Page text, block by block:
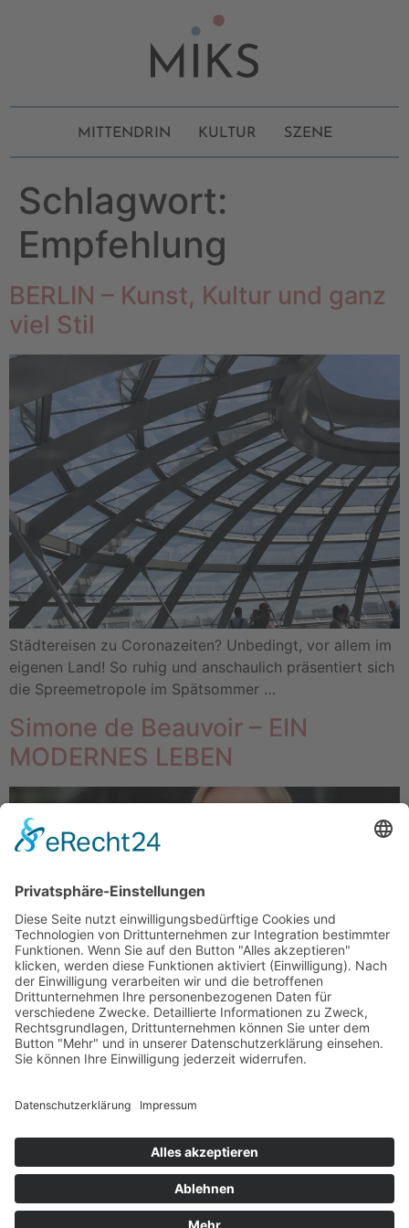
MITTENDRIN KULTUR SZENE
Schlagwort:
Empfehlung
BERLIN – Kunst, Kultur und ganz
viel Stil
Städtereisen zu Coronazeiten? Unbedingt, vor allem im
eigenen Land! So ruhig und anschaulich präsentiert sich
die Spreemetropole im Spätsommer …
Simone de Beauvoir – EIN
MODERNES LEBEN
feministischen Ikone des vergangen Jahrhunderts und
Mitmenschen immer wieder überraschte. Das
Phänomen: Sie macht es immer noch …
Datenschutzerklärung